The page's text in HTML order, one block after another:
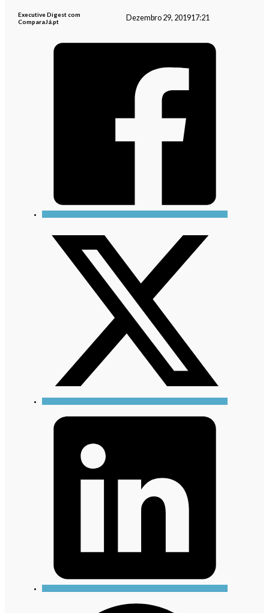
Executive Digest com
ComparaJá.pt
Dezembro 29, 201917:21